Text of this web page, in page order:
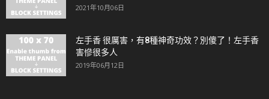
2021年10月06日
左手香 很厲害，有8種神奇功效？別傻了！左手香
害慘很多人
2019年06月12日